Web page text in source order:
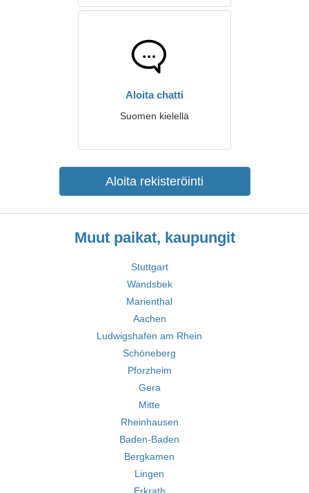
Aloita chatti
Suomen kielellä
Aloita rekisteröinti
Muut paikat, kaupungit
Stuttgart
Wandsbek
Marienthal
Aachen
Ludwigshafen am Rhein
Schöneberg
Pforzheim
Gera
Mitte
Rheinhausen
Baden-Baden
Bergkamen
Lingen